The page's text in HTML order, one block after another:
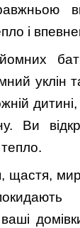
і
дитині,
Ви
щастя,